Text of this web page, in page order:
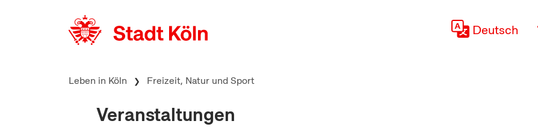
Deutsch
Leben in Köln Freizeit, Natur und Sport
Veranstaltungen